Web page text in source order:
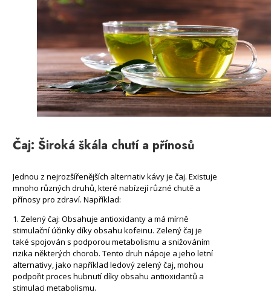
Čaj: Široká škála chutí a přínosů
Jednou z nejrozšířenějších alternativ kávy je čaj. Existuje
mnoho různých druhů, které nabízejí různé chutě a
přínosy pro zdraví. Například:
1. Zelený čaj: Obsahuje antioxidanty a má mírně
stimulační účinky díky obsahu kofeinu. Zelený čaj je
také spojován s podporou metabolismu a snižováním
rizika některých chorob. Tento druh nápoje a jeho letní
alternativy, jako například ledový zelený čaj, mohou
podpořit proces hubnutí díky obsahu antioxidantů a
stimulaci metabolismu.